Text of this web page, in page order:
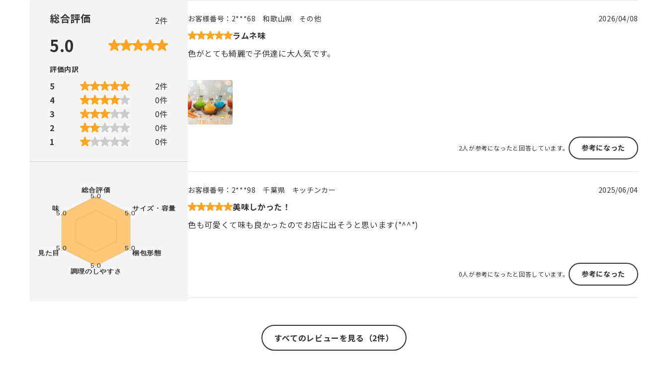
総合評価 2件
5.0
評価内訳
5 2件
4
0件
3
0件
2
0件
1
0件
お客様番号： 2***68 和歌山県 その他 2026/04/08
ラムネ味
色がとても綺麗で子供達に大人気です。
2人が参考になったと回答しています。 参考になった
お客様番号： 2***98 千葉県 キッチンカー 2025/06/04
美味しかった！
色も可愛くて味も良かったのでお店に出そうと思います(*^^*)
0人が参考になったと回答しています。 参考になった
すべてのレビューを見る（2件）